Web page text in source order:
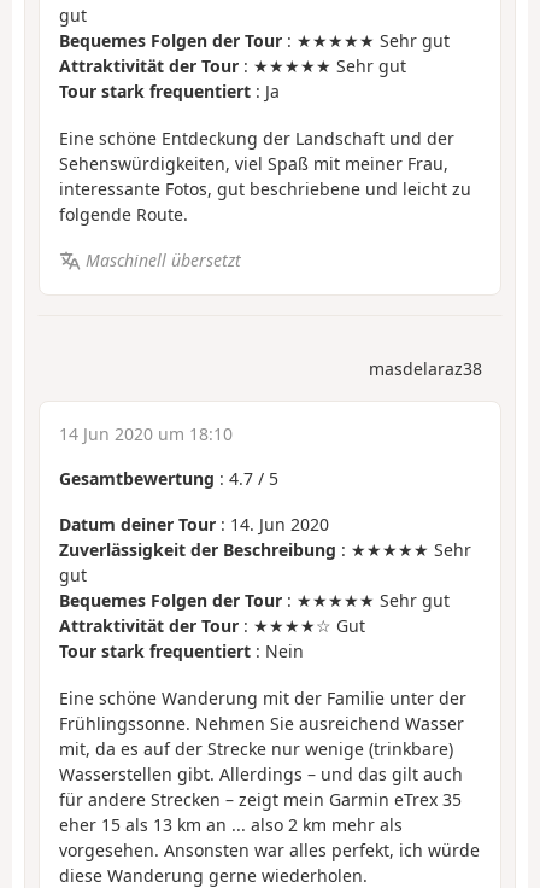
gut
Bequemes Folgen der Tour : ★★★★★ Sehr gut
Attraktivität der Tour : ★★★★★ Sehr gut
Tour stark frequentiert : Ja
Eine schöne Entdeckung der Landschaft und der
Sehenswürdigkeiten, viel Spaß mit meiner Frau,
interessante Fotos, gut beschriebene und leicht zu
folgende Route.
Maschinell übersetzt
masdelaraz38
14 Jun 2020 um 18:10
Gesamtbewertung : 4.7 / 5
Datum deiner Tour : 14. Jun 2020
Zuverlässigkeit der Beschreibung : ★★★★★ Sehr
gut
Bequemes Folgen der Tour : ★★★★★ Sehr gut
Attraktivität der Tour : ★★★★☆ Gut
Tour stark frequentiert : Nein
Eine schöne Wanderung mit der Familie unter der
Frühlingssonne. Nehmen Sie ausreichend Wasser
mit, da es auf der Strecke nur wenige (trinkbare)
Wasserstellen gibt. Allerdings – und das gilt auch
für andere Strecken – zeigt mein Garmin eTrex 35
eher 15 als 13 km an ... also 2 km mehr als
vorgesehen. Ansonsten war alles perfekt, ich würde
diese Wanderung gerne wiederholen.